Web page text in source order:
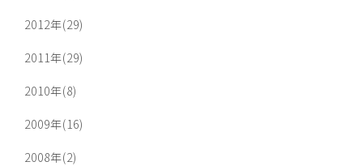
2012年(29)
2011年(29)
2010年(8)
2009年(16)
2008年(2)